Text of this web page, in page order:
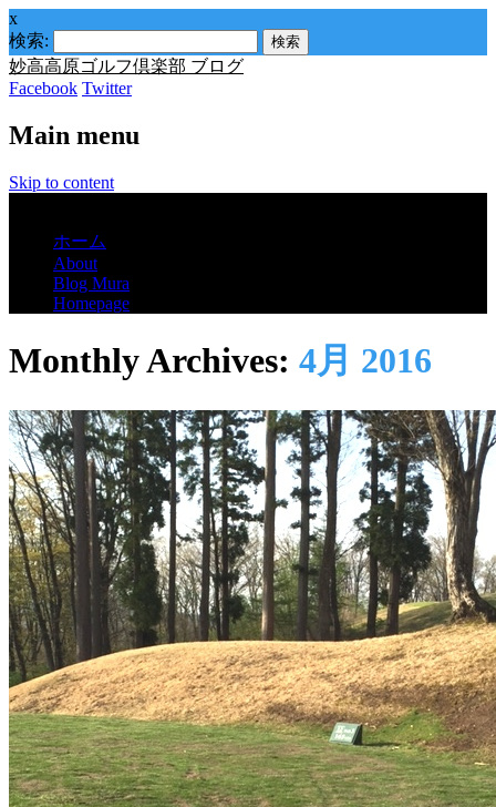
x
検索:
妙高高原ゴルフ倶楽部 ブログ
Facebook Twitter
Main menu
Skip to content
ホーム
About
Blog Mura
Homepage
Monthly Archives: 4月 2016